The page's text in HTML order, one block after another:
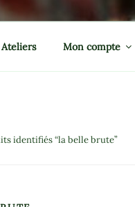
Ateliers Mon compte
identifiés “la belle brute”